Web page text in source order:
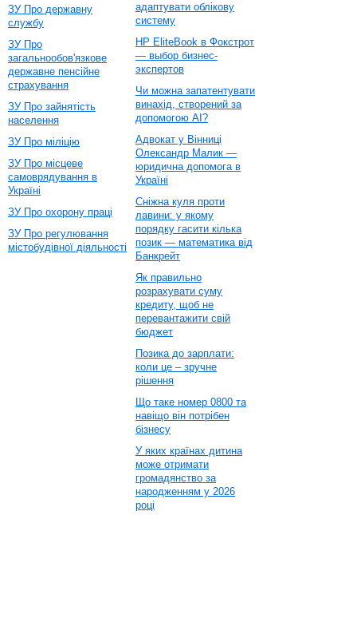
ЗУ Про державну
службу
ЗУ Про
загальнообов'язкове
державне пенсійне
страхування
ЗУ Про зайнятість
населення
ЗУ Про міліцію
ЗУ Про місцеве
самоврядування в
Україні
ЗУ Про охорону праці
ЗУ Про регулювання
містобудівної діяльності
адаптувати облікову
систему
HP EliteBook в Фокстрот
— выбор бизнес-
экспертов
Чи можна запатентувати
винахід, створений за
допомогою AI?
Адвокат у Вінниці
Олександр Малик —
юридична допомога в
Україні
Сніжна куля проти
лавини: у якому
порядку гасити кілька
позик — математика від
Банкрейт
Як правильно
розрахувати суму
кредиту, щоб не
перевантажити свій
бюджет
Позика до зарплати:
коли це – зручне
рішення
Що таке номер 0800 та
навіщо він потрібен
бізнесу
У яких країнах дитина
може отримати
громадянство за
народженням у 2026
році